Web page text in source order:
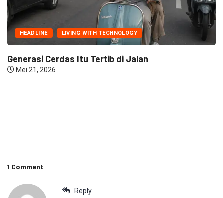
HEADLINE LIVING WITH TECHNOLOGY
Generasi Cerdas Itu Tertib di Jalan
Mei 21, 2026
1 Comment
Reply